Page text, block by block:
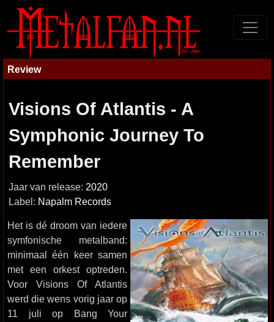
Review
Visions Of Atlantis - A
Symphonic Journey To
Remember
Jaar van release: 2020
Label: Napalm Records
Het is dé droom van iedere
symfonische metalband:
minimaal één keer samen
met een orkest optreden.
Voor Visions Of Atlantis
werd die wens vorig jaar op
11 juli op Bang Your